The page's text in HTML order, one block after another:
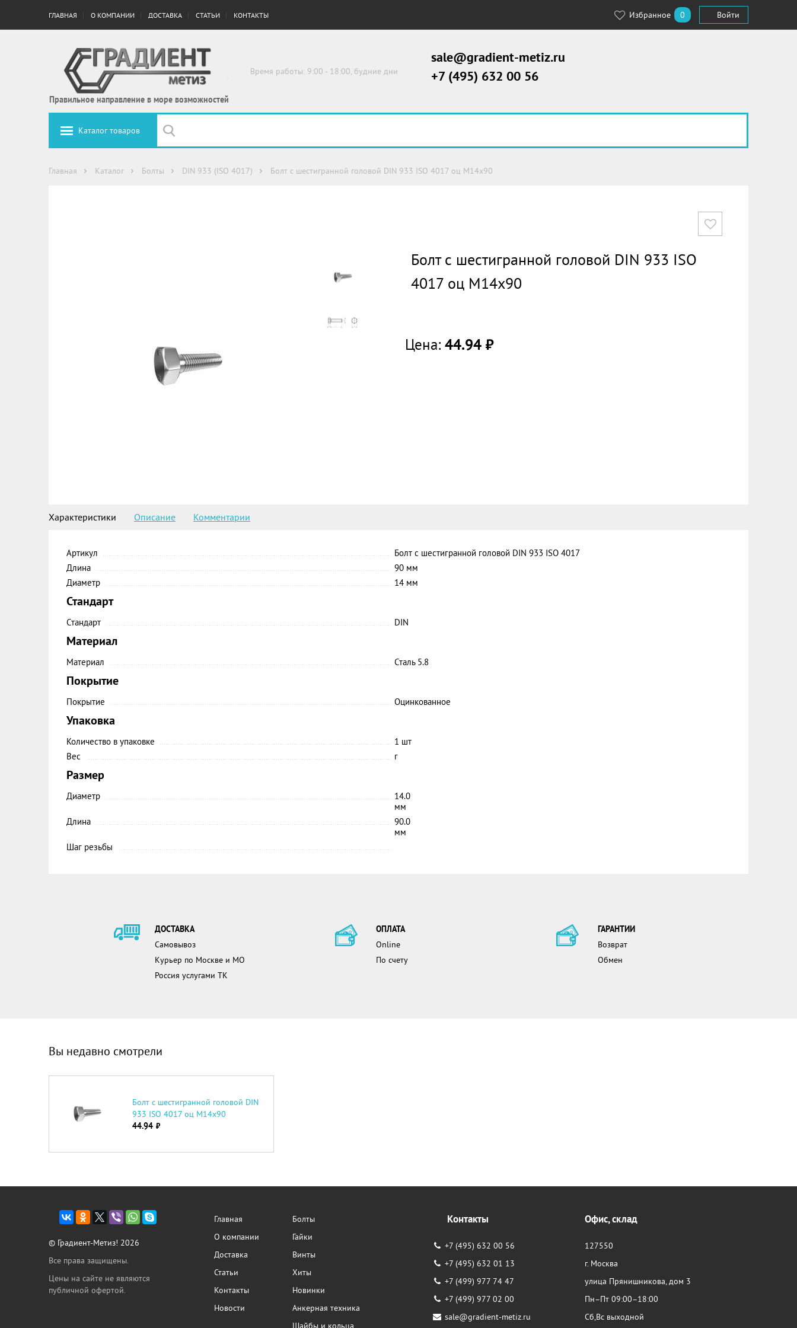
ГЛАВНАЯ О КОМПАНИИ ДОСТАВКА СТАТЬИ КОНТАКТЫ Избранное 0 Войти
Правильное направление в море возможностей
Время работы: 9:00 - 18:00, будние дни
sale@gradient-metiz.ru
+7 (495) 632 00 56
Каталог товаров
Главная Каталог Болты DIN 933 (ISO 4017) Болт с шестигранной головой DIN 933 ISO 4017 оц М14х90
Болт с шестигранной головой DIN 933 ISO
4017 оц М14х90
Цена:44.94 руб.
Характеристики Описание Комментарии
Артикул
Болт с шестигранной головой DIN 933 ISO 4017
Длина
90 мм
Диаметр
14 мм
Стандарт
Стандарт DIN
Материал
Материал Сталь 5.8
Покрытие
Покрытие Оцинкованное
Упаковка
Количество в упаковке
1 шт
Вес
г
Размер
Диаметр
14.0
мм
Длина
90.0
мм
Шаг резьбы
ДОСТАВКА
Самовывоз
Курьер по Москве и МО
Россия услугами ТК
ОПЛАТА
Online
По счету
ГАРАНТИИ
Возврат
Обмен
Вы недавно смотрели
Болт с шестигранной головой DIN
933 ISO 4017 оц М14х90
44.94 руб.
© Градиент-Метиз! 2026
Все права защищены.
Цены на сайте не являются
публичной офертой.
Главная
О компании
Доставка
Статьи
Контакты
Новости
Болты
Гайки
Винты
Хиты
Новинки
Анкерная техника
Шайбы и кольца
Контакты
+7 (495) 632 00 56
+7 (495) 632 01 13
+7 (499) 977 74 47
+7 (499) 977 02 00
sale@gradient-metiz.ru
Офис, склад
127550
г. Москва
улица Прянишникова, дом 3
Пн–Пт 09:00–18:00
Сб,Вс выходной